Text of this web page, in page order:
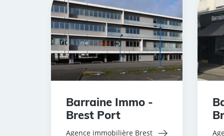
Barraine Immo -
Brest Port
Agence immobilière Brest